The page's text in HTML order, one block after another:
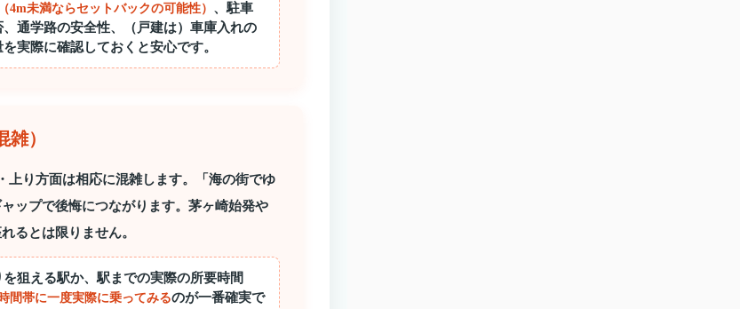
4m未満ならセットバックの可能性） 、駐車
通学路の安全性、（戸建は）車庫入れの
実際に確認しておくと安心です。
）
上り方面は相応に混雑します。「海の街でゆ
ップで後悔につながります。茅ヶ崎始発や
るとは限りません。
狙える駅か、駅までの実際の所要時間
間帯に一度実際に乗ってみるのが一番確実で